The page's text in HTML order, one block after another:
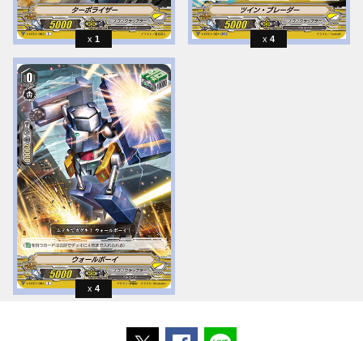
1 4
4
ポストするFacebookでシェアする